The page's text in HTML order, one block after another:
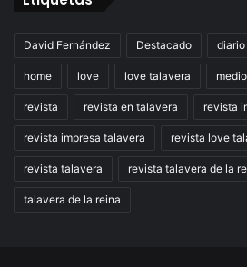
David Fernández Destacado
home love love talavera
revista revista en talavera revista
revista impresa talavera revista love
revista talavera revista talavera de la
talavera de la reina